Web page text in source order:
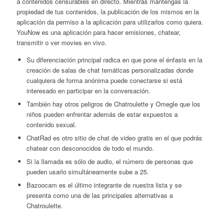
propiedad de tus contenidos, la publicación de los mismos en la
aplicación da permiso a la aplicación para utilizarlos como quiera.
YouNow es una aplicación para hacer emisiones, chatear,
transmitir o ver movies en vivo.
Su diferenciación principal radica en que pone el énfasis en la
creación de salas de chat temáticas personalizadas donde
cualquiera de forma anónima puede conectarse si está
interesado en participar en la conversación.
También hay otros peligros de Chatroulette y Omegle que los
niños pueden enfrentar además de estar expuestos a
contenido sexual.
ChatRad es otro sitio de chat de video gratis en el que podrás
chatear con desconocidos de todo el mundo.
Si la llamada es sólo de audio, el número de personas que
pueden usarlo simultáneamente sube a 25.
Bazoocam es el último integrante de nuestra lista y se
presenta como una de las principales alternativas a
Chatroulette.